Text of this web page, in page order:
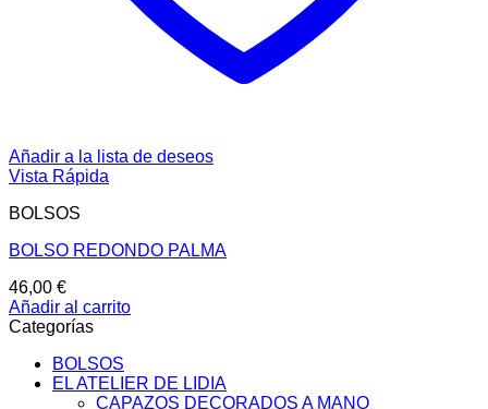
Añadir a la lista de deseos
Vista Rápida
BOLSOS
BOLSO REDONDO PALMA
46,00 €
Añadir al carrito
Categorías
BOLSOS
EL ATELIER DE LIDIA
CAPAZOS DECORADOS A MANO